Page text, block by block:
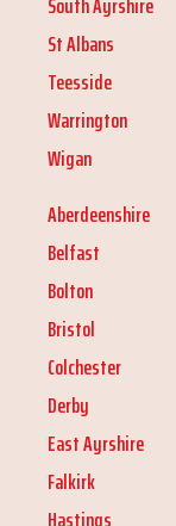
St Albans
Teesside
Warrington
Wigan
Aberdeenshire
Belfast
Bolton
Bristol
Colchester
Derby
East Ayrshire
Falkirk